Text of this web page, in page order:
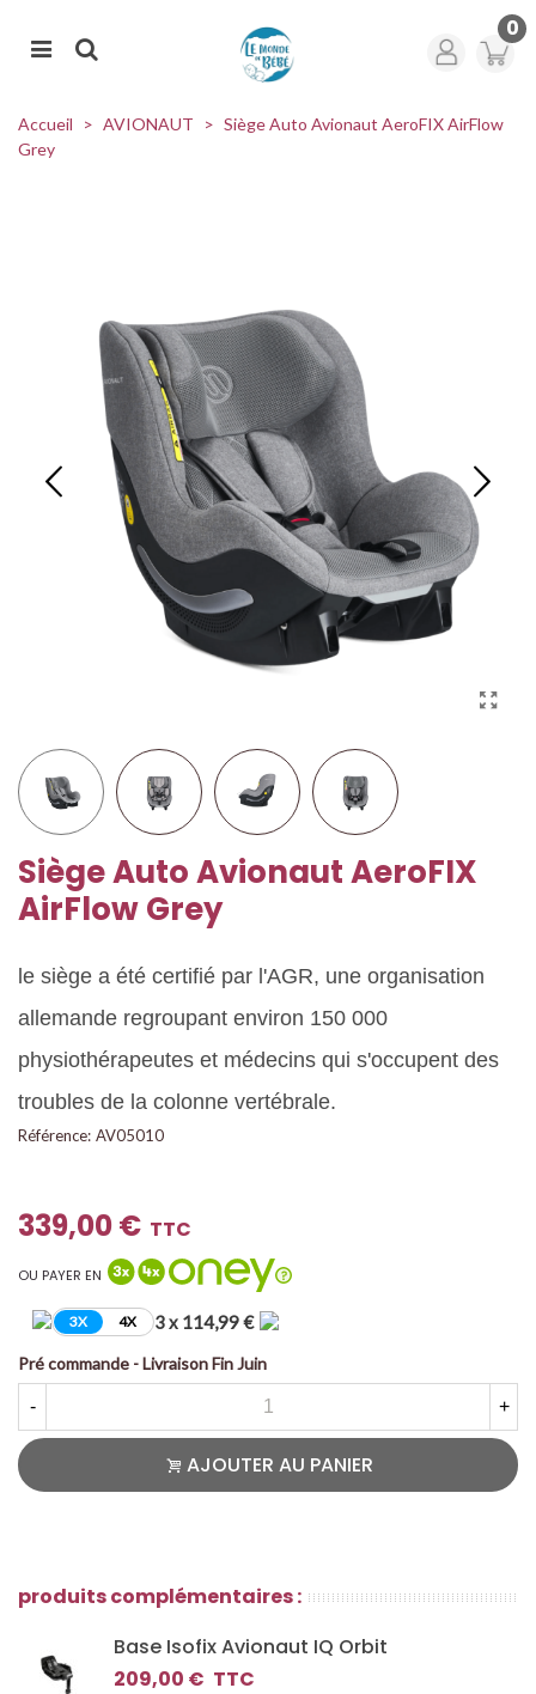
0
Accueil > AVIONAUT > Siège Auto Avionaut AeroFIX AirFlow
Grey
Siège Auto Avionaut AeroFIX
AirFlow Grey
le siège a été certifié par l'AGR, une organisation
allemande regroupant environ 150 000
physiothérapeutes et médecins qui s'occupent des
troubles de la colonne vertébrale.
Référence: AV05010
339,00 € TTC
OU PAYER EN
3X 4X 3 x 114,99 €
Pré commande - Livraison Fin Juin
- +
AJOUTER AU PANIER
produits complémentaires :
Base Isofix Avionaut IQ Orbit
209,00 € TTC